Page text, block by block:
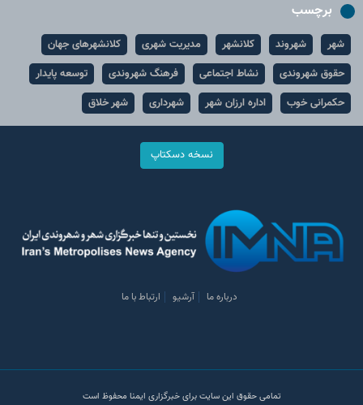
برچسب
شهر شهروند کلانشهر مدیریت شهری
کلانشهرهای جهان
حقوق شهروندی
نشاط اجتماعی فرهنگ شهروندی
توسعه پایدار
حکمرانی خوب
اداره ارزان شهر شهرداری شهر خلاق
نسخه دسکتاپ
درباره ما آرشیو ارتباط با ما
تمامی حقوق این سایت برای خبرگزاری ایمنا محفوظ است